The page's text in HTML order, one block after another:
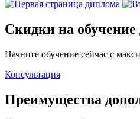
Скидки на обучение
Начните обучение сейчас с
Консультация
Преимущества